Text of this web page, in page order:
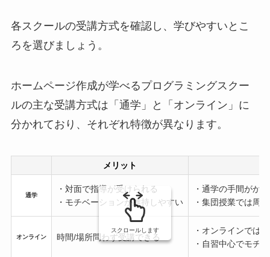
各スクールの受講方式を確認し、学びやすいとこ
ろを選びましょう。
ホームページ作成が学べるプログラミングスクー
ルの主な受講方式は「通学」と「オンライン」に
分かれており、それぞれ特徴が異なります。
メリット
通学
・対面で指導が受けられる
・モチベーションが維持しやすい
・通学の手間がか
・集団授業では周
オンライン 時間/場所問わず受講できる
・オンラインでは
・自習中心でモチ
スクロールします